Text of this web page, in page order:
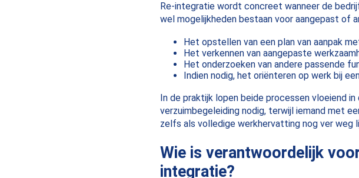
Re-integratie wordt concreet wanneer de
wel mogelijkheden bestaan voor aangepast of
Het opstellen van een plan van aanpak
Het verkennen van aangepaste
Het onderzoeken van andere passende
Indien nodig, het oriënteren op werk bij
In de praktijk lopen beide processen vloeiend
verzuimbegeleiding nodig, terwijl iemand met
zelfs als volledige werkhervatting nog ver weg
Wie is verantwoordelijk
integratie?